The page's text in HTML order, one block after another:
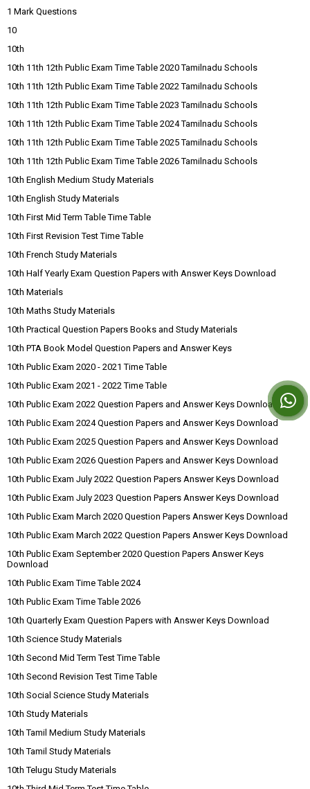
1 Mark Questions
10
10th
10th 11th 12th Public Exam Time Table 2020 Tamilnadu Schools
10th 11th 12th Public Exam Time Table 2022 Tamilnadu Schools
10th 11th 12th Public Exam Time Table 2023 Tamilnadu Schools
10th 11th 12th Public Exam Time Table 2024 Tamilnadu Schools
10th 11th 12th Public Exam Time Table 2025 Tamilnadu Schools
10th 11th 12th Public Exam Time Table 2026 Tamilnadu Schools
10th English Medium Study Materials
10th English Study Materials
10th First Mid Term Table Time Table
10th First Revision Test Time Table
10th French Study Materials
10th Half Yearly Exam Question Papers with Answer Keys Download
10th Materials
10th Maths Study Materials
10th Practical Question Papers Books and Study Materials
10th PTA Book Model Question Papers and Answer Keys
10th Public Exam 2020 - 2021 Time Table
10th Public Exam 2021 - 2022 Time Table
10th Public Exam 2022 Question Papers and Answer Keys Download
10th Public Exam 2024 Question Papers and Answer Keys Download
10th Public Exam 2025 Question Papers and Answer Keys Download
10th Public Exam 2026 Question Papers and Answer Keys Download
10th Public Exam July 2022 Question Papers Answer Keys Download
10th Public Exam July 2023 Question Papers Answer Keys Download
10th Public Exam March 2020 Question Papers Answer Keys Download
10th Public Exam March 2022 Question Papers Answer Keys Download
10th Public Exam September 2020 Question Papers Answer Keys
Download
10th Public Exam Time Table 2024
10th Public Exam Time Table 2026
10th Quarterly Exam Question Papers with Answer Keys Download
10th Science Study Materials
10th Second Mid Term Test Time Table
10th Second Revision Test Time Table
10th Social Science Study Materials
10th Study Materials
10th Tamil Medium Study Materials
10th Tamil Study Materials
10th Telugu Study Materials